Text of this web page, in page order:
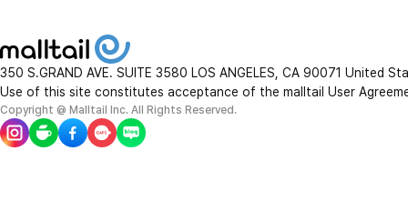
350 S.GRAND AVE. SUITE 3580 LOS ANGELES, CA 90071 United
Use of this site constitutes acceptance of the malltail User
Copyright @ Malltail Inc. All Rights Reserved.